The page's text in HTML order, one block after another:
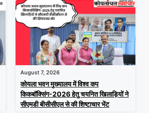
August 7, 2026
कोयला भवन मुख्यालय में विश्व कप
किकबॉक्सिंग-2026 हेतु चयनित खिलाड़ियों ने
सीएमडी बीसीसीएल से की शिष्टाचार भेंट